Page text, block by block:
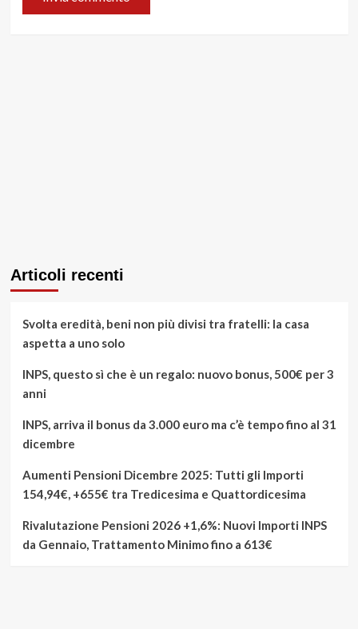
Articoli recenti
Svolta eredità, beni non più divisi tra fratelli: la casa
aspetta a uno solo
INPS, questo sì che è un regalo: nuovo bonus, 500€ per 3
anni
INPS, arriva il bonus da 3.000 euro ma c’è tempo fino al 31
dicembre
Aumenti Pensioni Dicembre 2025: Tutti gli Importi
154,94€, +655€ tra Tredicesima e Quattordicesima
Rivalutazione Pensioni 2026 +1,6%: Nuovi Importi INPS
da Gennaio, Trattamento Minimo fino a 613€